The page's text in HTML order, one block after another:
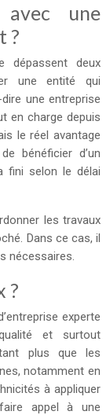
une
?
dépassent deux
une entité qui
une entreprise
en charge depuis
le réel avantage
bénéficier d’un
fini selon le délai
les travaux
Dans ce cas, il
nécessaires.
?
experte
et surtout
plus que les
notamment en
à appliquer
appel à une